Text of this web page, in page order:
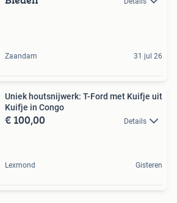
Zaandam 31 jul 26
Uniek houtsnijwerk: T-Ford met Kuifje uit
Kuifje in Congo
€ 100,00 Details
Lexmond Gisteren